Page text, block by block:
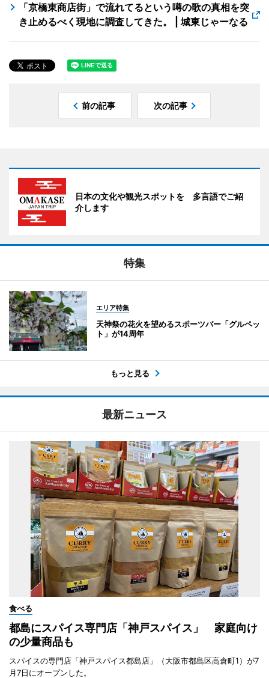
「京橋東商店街」で流れてるという噂の歌の真相を突
き止めるべく現地に調査してきた。 | 城東じゃーなる
前の記事 次の記事
日本の文化や観光スポットを 多言語でご紹
介します
特集
エリア特集
天神祭の花火を望めるスポーツバー「グルペッ
ト」が14周年
もっと見る
最新ニュース
食べる
都島にスパイス専門店「神戸スパイス」 家庭向け
の少量商品も
スパイスの専門店「神戸スパイス都島店」（大阪市都島区高倉町1）が7
月7日にオープンした。